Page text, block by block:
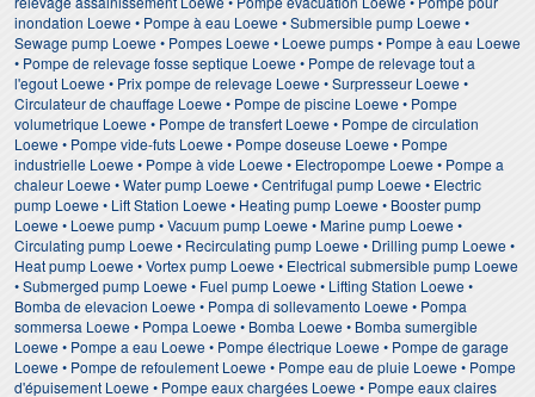
inondation Loewe • Pompe à eau Loewe • Submersible pump Loewe •
Sewage pump Loewe • Pompes Loewe • Loewe pumps • Pompe à eau Loewe
• Pompe de relevage fosse septique Loewe • Pompe de relevage tout a
l'egout Loewe • Prix pompe de relevage Loewe • Surpresseur Loewe •
Circulateur de chauffage Loewe • Pompe de piscine Loewe • Pompe
volumetrique Loewe • Pompe de transfert Loewe • Pompe de circulation
Loewe • Pompe vide-futs Loewe • Pompe doseuse Loewe • Pompe
industrielle Loewe • Pompe à vide Loewe • Electropompe Loewe • Pompe a
chaleur Loewe • Water pump Loewe • Centrifugal pump Loewe • Electric
pump Loewe • Lift Station Loewe • Heating pump Loewe • Booster pump
Loewe • Loewe pump • Vacuum pump Loewe • Marine pump Loewe •
Circulating pump Loewe • Recirculating pump Loewe • Drilling pump Loewe •
Heat pump Loewe • Vortex pump Loewe • Electrical submersible pump Loewe
• Submerged pump Loewe • Fuel pump Loewe • Lifting Station Loewe •
Bomba de elevacion Loewe • Pompa di sollevamento Loewe • Pompa
sommersa Loewe • Pompa Loewe • Bomba Loewe • Bomba sumergible
Loewe • Pompe a eau Loewe • Pompe électrique Loewe • Pompe de garage
Loewe • Pompe de refoulement Loewe • Pompe eau de pluie Loewe • Pompe
d'épuisement Loewe • Pompe eaux chargées Loewe • Pompe eaux claires